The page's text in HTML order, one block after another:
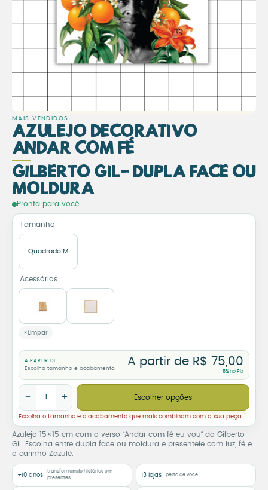
MAIS VENDIDOS
Azulejo Decorativo
Andar com Fé
Gilberto Gil- Dupla face ou
Moldura
Azulejo Decorativo Andar
Pronta para você
Azulejo 15×15 cm com o verso “Andar com fé eu vou” do Gilberto
Gil. Escolha entre dupla face ou moldura e presenteie com luz, fé e
o carinho Zazulê.
Tamanho
Quadrado M
Acessórios
Limpar
A PARTIR DE
Escolha tamanho e acabamento
A partir de R$ 75,00
5% no Pix
Azulejo Decorativo Andar com Fé – Gilberto Gil- Dupla face ou
− + Escolher opções
Escolha o tamanho e o acabamento que mais combinam com a sua peça.
+10 anos
transformando histórias em
presentes
13 lojas perto de você